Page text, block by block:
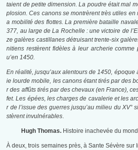
taient de petite dimension. La poudre était mal
plosion. Ces canons se montrèrent très utiles en
a mobilité des flottes. La première bataille
377, au large de La Rochelle : une victoire de
ze galères castillanes détruisant trente-six
nitiens restèrent fidèles à leur archerie
u’en 1450.
Enréalité, jusqu’aux alentours de 1450,
ie lourde mobile, les canons étant tirés par des
r des affûts tirés par des chevaux (en France),
fet.Les épées, lescharges de cavalerie et les
r de l’issue des guerres jusqu’au milieu du XV°
stèrent invulnérables.
Hugh Thomas. Histoire inachevée du
À deux, trois semaines près, à Sante Sévère sur